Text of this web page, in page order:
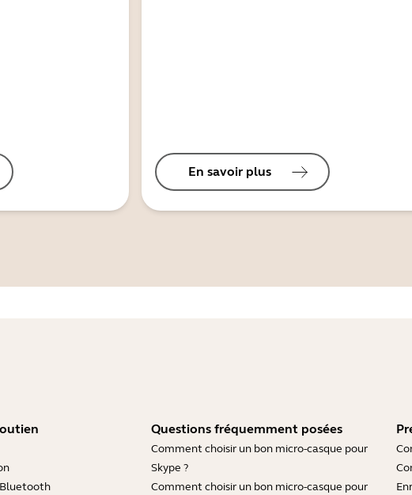
En savoir plus
Questions fréquemment posées
Comment choisir un bon micro-casque pour
Skype ?
Comment choisir un bon micro-casque pour